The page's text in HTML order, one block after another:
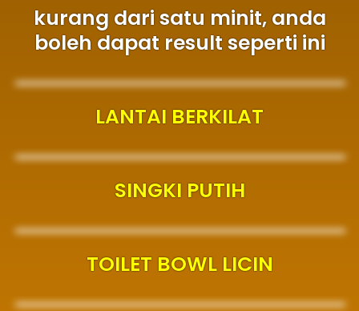
kurang dari satu minit, anda
boleh dapat result seperti ini
LANTAI BERKILAT
SINGKI PUTIH
TOILET BOWL LICIN